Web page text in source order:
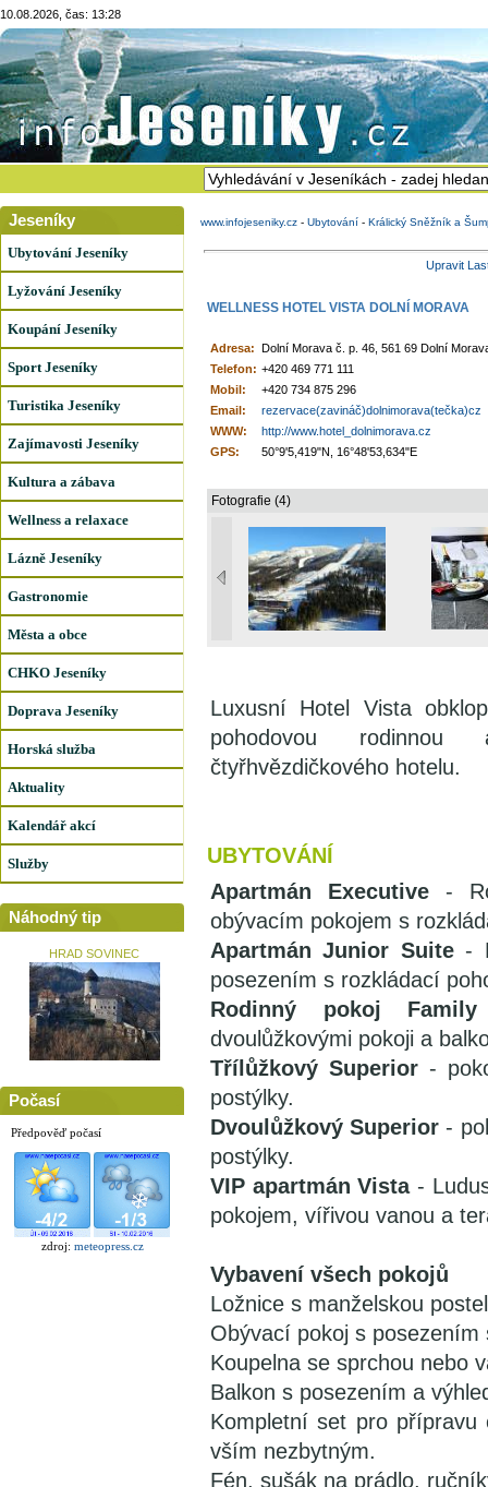
10.08.2026, čas: 13:28
Jeseníky
Ubytování Jeseníky
Lyžování Jeseníky
Koupání Jeseníky
Sport Jeseníky
Turistika Jeseníky
Zajímavosti Jeseníky
Kultura a zábava
Wellness a relaxace
Lázně Jeseníky
Gastronomie
Města a obce
CHKO Jeseníky
Doprava Jeseníky
Horská služba
Aktuality
Kalendář akcí
Služby
Náhodný tip
HRAD SOVINEC
Počasí
Předpověď počasí
zdroj: meteopress.cz
www.infojeseniky.cz - Ubytování - Králický Sněžník a
Upravit
WELLNESS HOTEL VISTA DOLNÍ MORAVA
Adresa: Dolní Morava č. p. 46, 561 69 Dolní
Telefon: +420 469 771 111
Mobil:
+420 734 875 296
Email:
rezervace(zavináč)dolnimorava(tečka)cz
WWW:
http://www.hotel_dolnimorava.cz
GPS:
50°9'5,419"N, 16°48'53,634"E
Fotografie (4)
Luxusní Hotel Vista
pohodovou rodinnou
čtyřhvězdičkového hotelu.
UBYTOVÁNÍ
Apartmán Executive -
obývacím pokojem s
Apartmán Junior Suite-
posezením s rozkládací
Rodinný pokoj Family
dvoulůžkovými pokoji a
Třílůžkový Superior -
postýlky.
Dvoulůžkový Superior -
postýlky.
VIP apartmán Vista-
pokojem, vířivou vanou a
Vybavení všech pokojů
Ložnice s manželskou
Obývací pokoj s
Koupelna se sprchou nebo
Balkon s posezením a
Kompletní set pro
vším nezbytným.
Fén, sušák na prádlo,